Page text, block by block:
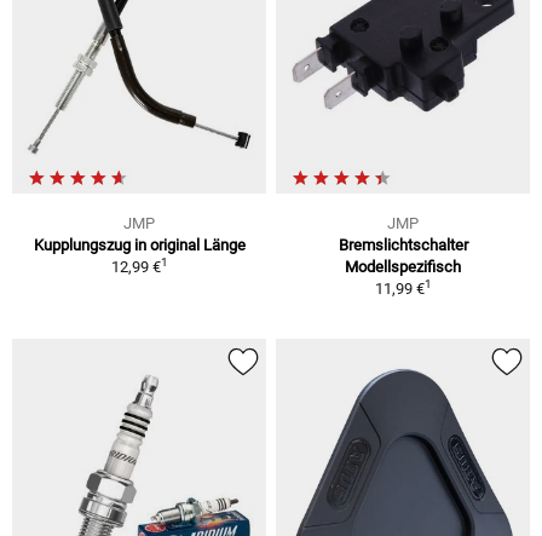
JMP
Kupplungszug in original Länge
12,99 €1
JMP
Bremslichtschalter
Modellspezifisch
11,99 €1